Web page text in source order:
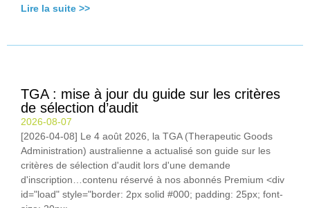
Lire la suite >>
TGA : mise à jour du guide sur les critères
de sélection d’audit
2026-08-07
[2026-04-08] Le 4 août 2026, la TGA (Therapeutic Goods
Administration) australienne a actualisé son guide sur les
critères de sélection d'audit lors d'une demande
d'inscription…contenu réservé à nos abonnés Premium <div
id="load" style="border: 2px solid #000; padding: 25px; font-